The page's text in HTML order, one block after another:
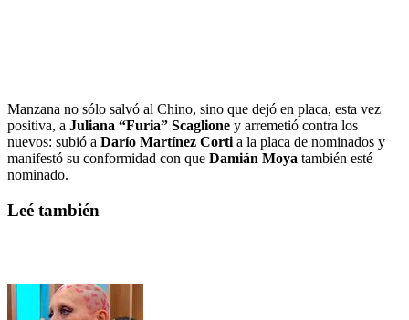
Manzana no sólo salvó al Chino, sino que dejó en placa, esta vez
positiva, a Juliana “Furia” Scaglione y arremetió contra los
nuevos: subió a Darío Martínez Corti a la placa de nominados y
manifestó su conformidad con que Damián Moya también esté
nominado.
Leé también